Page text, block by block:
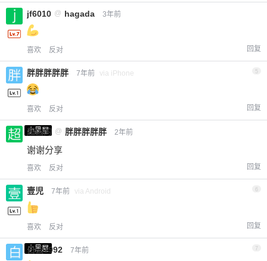
jf6010 @ hagada 3年前
喜欢 反对 回复
胖胖胖胖胖 7年前 via iPhone 5
喜欢 反对 回复
小黑屋
超凶的 @ 胖胖胖胖胖 2年前
谢谢分享
喜欢 反对 回复
壹児 7年前 via Android
喜欢 反对 回复
小黑屋
白云1992 7年前 7